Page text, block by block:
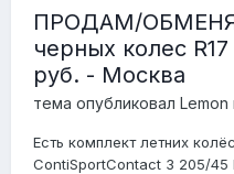
ПРОДАМ/
черных колес
руб. - Москва
тема опубликовал Lemon
Есть комплект летних
ContiSportContact 3 205/45